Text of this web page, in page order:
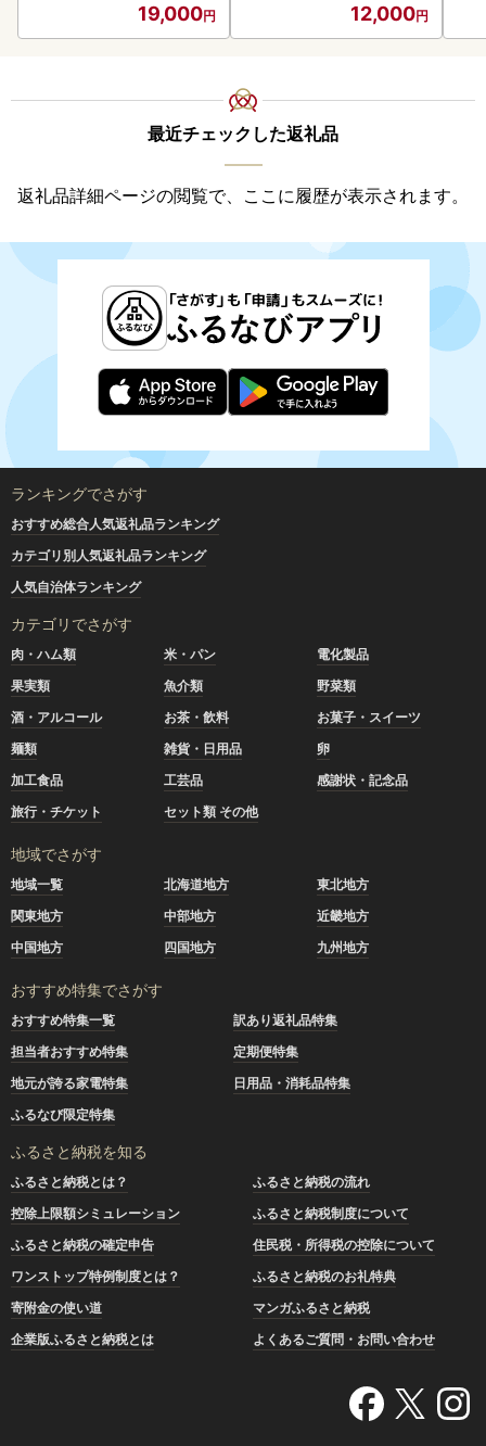
19,000 12,000
最近チェックした返礼品
返礼品詳細ページの閲覧で、ここに履歴が表示されます。
ランキングでさがす
おすすめ総合人気返礼品ランキング
カテゴリ別人気返礼品ランキング
人気自治体ランキング
カテゴリでさがす
肉・ハム類 米・パン
電化製品
果実類
魚介類
野菜類
酒・アルコール
お茶・飲料
お菓子・スイーツ
麺類
雑貨・日用品
卵
加工食品
工芸品
感謝状・記念品
旅行・チケット
セット類 その他
地域でさがす
地域一覧 北海道地方
東北地方
関東地方
中部地方
近畿地方
中国地方
四国地方 九州地方
おすすめ特集でさがす
おすすめ特集一覧
訳あり返礼品特集
担当者おすすめ特集
定期便特集
地元が誇る家電特集
日用品・消耗品特集
ふるなび限定特集
ふるさと納税を知る
ふるさと納税とは？
ふるさと納税の流れ
控除上限額シミュレーション
ふるさと納税制度について
ふるさと納税の確定申告
住民税・所得税の控除について
ワンストップ特例制度とは？
ふるさと納税のお礼特典
寄附金の使い道
マンガふるさと納税
企業版ふるさと納税とは
よくあるご質問・お問い合わせ